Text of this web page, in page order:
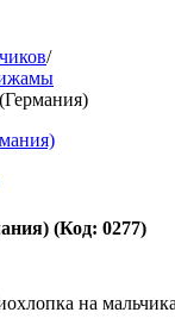
/
(Код: 0277)
на